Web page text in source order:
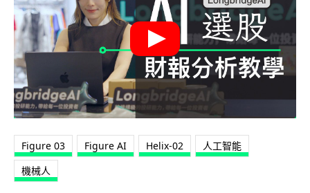
Figure 03 Figure AI Helix-02
人工智能
機械人